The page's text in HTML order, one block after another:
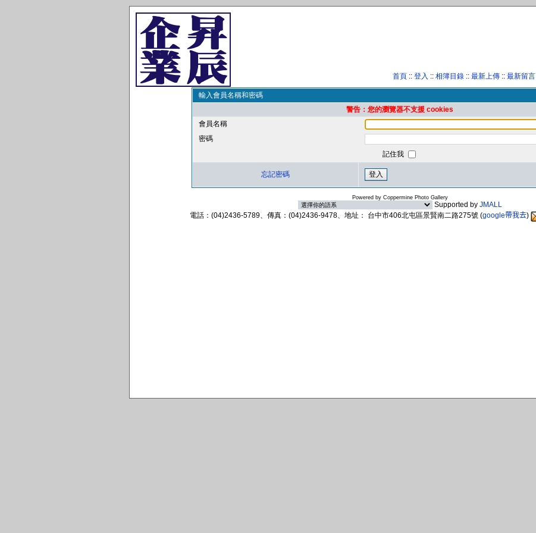
首頁 :: 登入 :: 相簿目錄 :: 最新上傳 :: 最新留言
輸入會員名稱和密碼
警告：您的瀏覽器不支援 cookies
會員名稱
密碼
記住我
忘記密碼
Powered by Coppermine Photo Gallery
Supported by JMALL
電話：(04)2436-5789、傳真：(04)2436-9478、地址： 台中市406北屯區景賢南二路275號(google帶我去)